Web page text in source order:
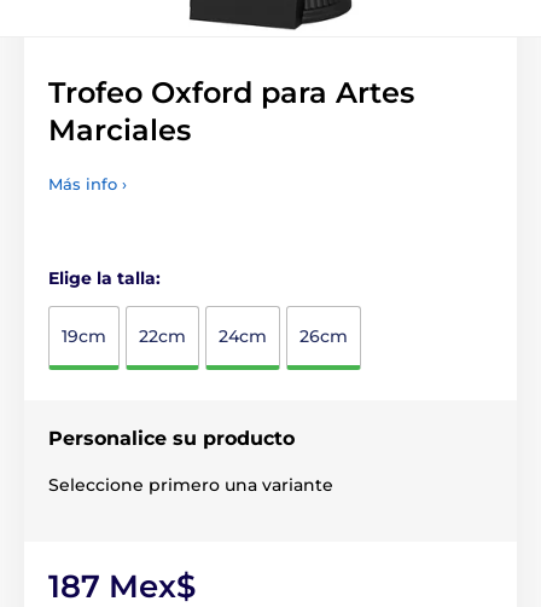
Trofeo Oxford para Artes
Marciales
Más info ›
Elige la talla:
19cm 22cm 24cm 26cm
Personalice su producto
Seleccione primero una variante
187 Mex$